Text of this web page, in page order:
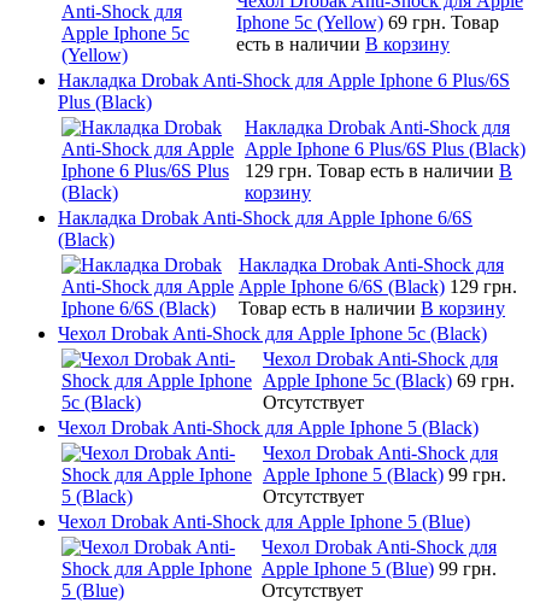
Iphone 5c (Yellow) 69 грн. Товар
есть в наличии В корзину
Накладка Drobak Anti-Shock для Apple Iphone 6 Plus/6S
Plus (Black)
Накладка Drobak Anti-Shock для
Apple Iphone 6 Plus/6S Plus (Black)
129 грн. Товар есть в наличии В
корзину
Накладка Drobak Anti-Shock для Apple Iphone 6/6S
(Black)
Накладка Drobak Anti-Shock для
Apple Iphone 6/6S (Black) 129 грн.
Товар есть в наличии В корзину
Чехол Drobak Anti-Shock для Apple Iphone 5c (Black)
Чехол Drobak Anti-Shock для
Apple Iphone 5c (Black) 69 грн.
Отсутствует
Чехол Drobak Anti-Shock для Apple Iphone 5 (Black)
Чехол Drobak Anti-Shock для
Apple Iphone 5 (Black) 99 грн.
Отсутствует
Чехол Drobak Anti-Shock для Apple Iphone 5 (Blue)
Чехол Drobak Anti-Shock для
Apple Iphone 5 (Blue) 99 грн.
Отсутствует